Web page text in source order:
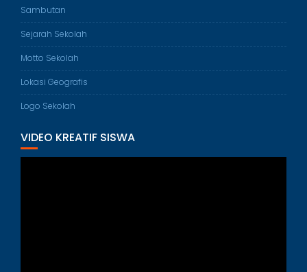
Sambutan
Sejarah Sekolah
Motto Sekolah
Lokasi Geografis
Logo Sekolah
VIDEO KREATIF SISWA